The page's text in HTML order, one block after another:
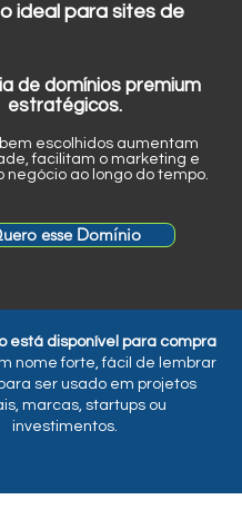
ideal para sites de
de domínios premium
estratégicos.
bem escolhidos aumentam
facilitam o marketing e
negócio ao longo do tempo.
esse Domínio
está disponível para compra
nome forte, fácil de lembrar
ser usado em projetos
marcas, startups ou
investimentos.